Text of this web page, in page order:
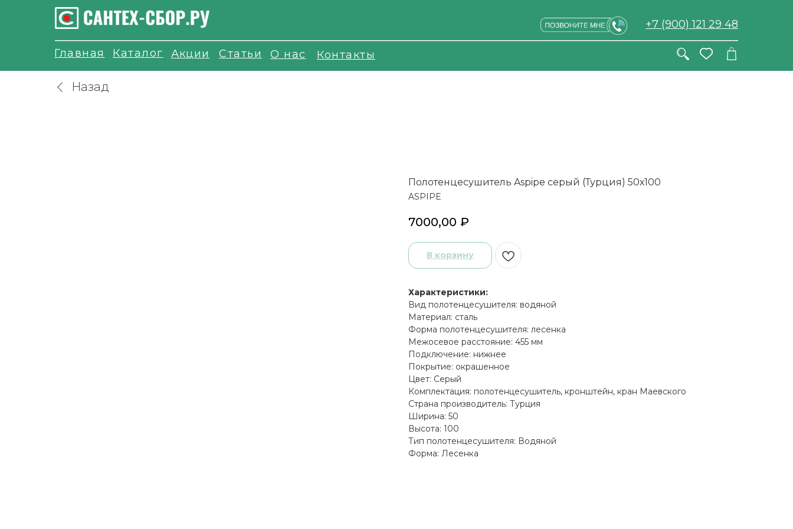
+7 (900) 121 29 48
Каталог Акции О нас Контакты
Статьи
Главная
Назад
Полотенцесушитель Aspipe серый (Турция) 50х100
ASPIPE
7000,00 ₽
В корзину
Характеристики:
Вид полотенцесушителя: водяной
Материал: сталь
Форма полотенцесушителя: лесенка
Межосевое расстояние: 455 мм
Подключение: нижнее
Покрытие: окрашенное
Цвет: Серый
Комплектация: полотенцесушитель, кронштейн, кран Маевского
Страна производитель: Турция
Ширина: 50
Высота: 100
Тип полотенцесушителя: Водяной
Форма: Лесенка